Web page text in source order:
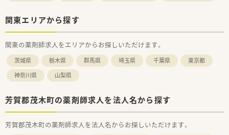
関東エリアから探す
関東の薬剤師求人をエリアからお探しいただけます。
茨城県 栃木県 群馬県 埼玉県 千葉県
東京都
神奈川県
山梨県
芳賀郡茂木町の薬剤師求人を法人名から探す
芳賀郡茂木町の薬剤師求人を法人名からお探しいただけます。